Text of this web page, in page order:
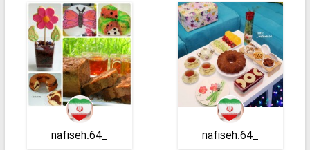
_nafiseh.64
_nafiseh.64